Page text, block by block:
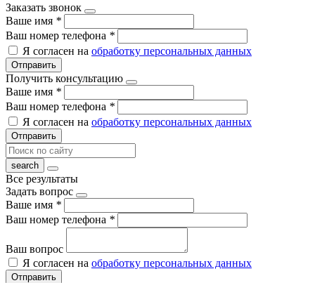
Заказать звонок
Ваше имя *
Ваш номер телефона *
Я согласен на обработку персональных данных
Отправить
Получить консультацию
Ваше имя *
Ваш номер телефона *
Я согласен на обработку персональных данных
Отправить
Все результаты
Задать вопрос
Ваше имя *
Ваш номер телефона *
Ваш вопрос
Я согласен на обработку персональных данных
Отправить